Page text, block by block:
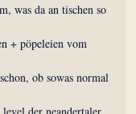
was da an tischen so
+ pöpeleien vom
ob sowas normal
der neandertaler